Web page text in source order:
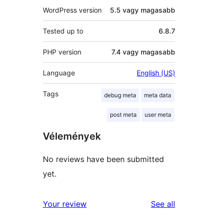
WordPress version 5.5 vagy magasabb
Tested up to 6.8.7
PHP version 7.4 vagy magasabb
Language English (US)
Tags debug meta meta data
post meta user meta
Vélemények
No reviews have been submitted
yet.
Your review See all